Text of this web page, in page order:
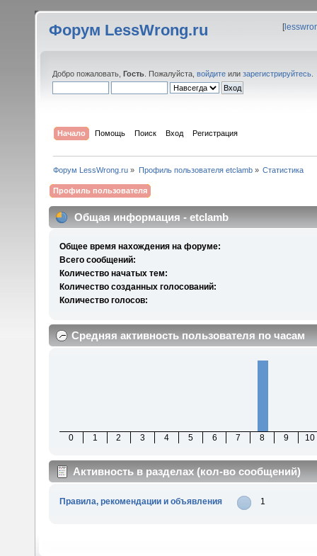
Форум LessWrong.ru [
Добро пожаловать, Гость . Пожалуйста, войдите или зарегистрируйтесь
Начало Помощь Поиск Вход Регистрация
Форум LessWrong.ru » Профиль пользователя etclamb» Статистика
Профиль пользователя
Общая информация - etclamb
Общее время нахождения на форуме:
Всего сообщений:
Количество начатых тем:
Количество созданных голосований:
Количество голосов:
Средняя активность пользователя по часам
0 1 2 3 4 5 6 7 8 9 10
Активность в разделах (кол-во сообщений)
Правила, рекомендации и объявления 1